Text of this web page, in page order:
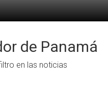
de Panamá
en las noticias